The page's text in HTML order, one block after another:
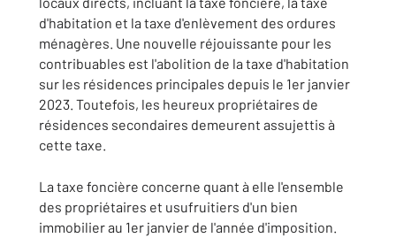
d'habitation et la taxe d'enlèvement des ordures
ménagères. Une nouvelle réjouissante pour les
contribuables est l'abolition de la taxe d'habitation
sur les résidences principales depuis le 1er janvier
2023. Toutefois, les heureux propriétaires de
résidences secondaires demeurent assujettis à
cette taxe.
La taxe foncière concerne quant à elle l'ensemble
des propriétaires et usufruitiers d'un bien
immobilier au 1er janvier de l'année d'imposition.